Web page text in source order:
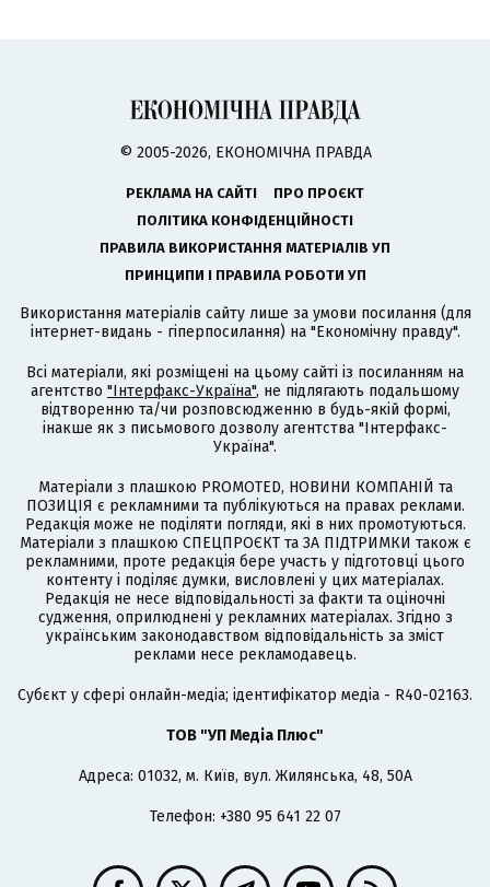
© 2005-2026, ЕКОНОМІЧНА ПРАВДА
РЕКЛАМА НА САЙТІ
ПРО ПРОЄКТ
ПОЛІТИКА КОНФІДЕНЦІЙНОСТІ
ПРАВИЛА ВИКОРИСТАННЯ МАТЕРІАЛІВ УП
ПРИНЦИПИ І ПРАВИЛА РОБОТИ УП
Використання матеріалів сайту лише за умови посилання (для
інтернет-видань - гіперпосилання) на "Економічну правду".
Всі матеріали, які розміщені на цьому сайті із посиланням на
агентство "Інтерфакс-Україна", не підлягають подальшому
відтворенню та/чи розповсюдженню в будь-якій формі,
інакше як з письмового дозволу агентства "Інтерфакс-
Україна".
Матеріали з плашкою PROMOTED, НОВИНИ КОМПАНІЙ та
ПОЗИЦІЯ є рекламними та публікуються на правах реклами.
Редакція може не поділяти погляди, які в них промотуються.
Матеріали з плашкою СПЕЦПРОЄКТ та ЗА ПІДТРИМКИ також є
рекламними, проте редакція бере участь у підготовці цього
контенту і поділяє думки, висловлені у цих матеріалах.
Редакція не несе відповідальності за факти та оціночні
судження, оприлюднені у рекламних матеріалах. Згідно з
українським законодавством відповідальність за зміст
реклами несе рекламодавець.
Cубєкт у сфері онлайн-медіа; ідентифікатор медіа - R40-02163.
ТОВ "УП Медіа Плюс"
Адреса: 01032, м. Київ, вул. Жилянська, 48, 50А
Телефон: +380 95 641 22 07